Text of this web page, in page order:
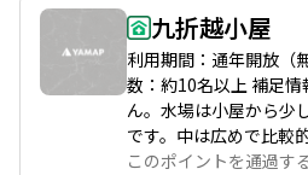
九折越小屋
利用期間：通年開放（
数：約10名以上 補足
ん。水場は小屋から少
です。中は広めで比較
このポイントを通過す